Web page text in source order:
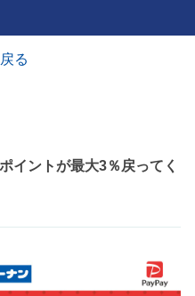
る
イントが最大3％戻ってく